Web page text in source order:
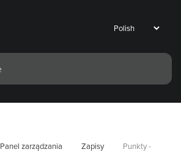
Panel zarządzania Zapisy
Punkty -